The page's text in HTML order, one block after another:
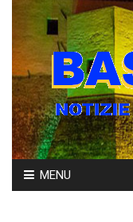
Skip
to
MENU